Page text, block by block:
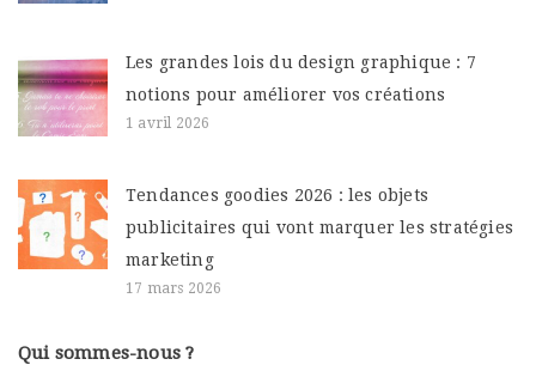
Les grandes lois du design graphique : 7
notions pour améliorer vos créations
1 avril 2026
Tendances goodies 2026 : les objets
publicitaires qui vont marquer les stratégies
marketing
17 mars 2026
Qui sommes-nous ?